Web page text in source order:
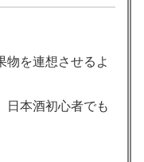
物を連想させるよ
日本酒初心者でも